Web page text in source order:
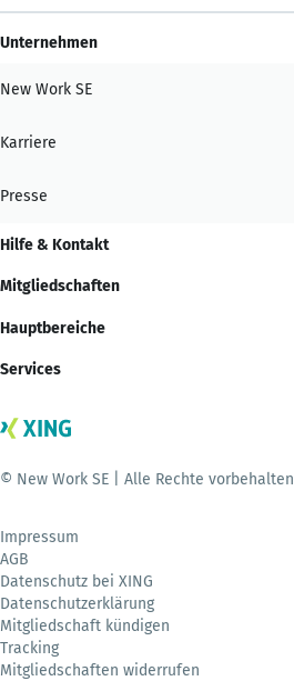
Unternehmen
New Work SE
Karriere
Presse
Hilfe & Kontakt
Mitgliedschaften
Hauptbereiche
Services
© New Work SE | Alle Rechte vorbehalten
Impressum
AGB
Datenschutz bei XING
Datenschutzerklärung
Mitgliedschaft kündigen
Tracking
Mitgliedschaften widerrufen